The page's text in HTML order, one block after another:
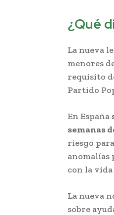
¿Qué
La nueva
menores
requisito
Partido
En España
semanas
riesgo
anomalías
con la
La nueva
sobre